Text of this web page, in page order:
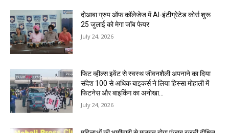
दोआबा ग्रुप ऑफ कॉलेजेज में AI-इंटीग्रेटेड कोर्स शुरू
25 जुलाई को मेगा जॉब फेयर
July 24, 2026
फिट व्हील्स इवेंट से स्वस्थ जीवनशैली अपनाने का दिया
संदेश 100 से अधिक बाइकर्स ने लिया हिस्सा मोहाली में
फिटनेस और बाइकिंग का अनोखा...
July 24, 2026